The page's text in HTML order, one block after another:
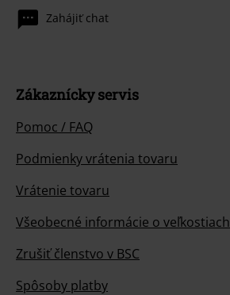
Zahájiť chat
Zákaznícky servis
Pomoc / FAQ
Podmienky vrátenia tovaru
Vrátenie tovaru
Všeobecné informácie o veľkostiach
Zrušiť členstvo v BSC
Spôsoby platby